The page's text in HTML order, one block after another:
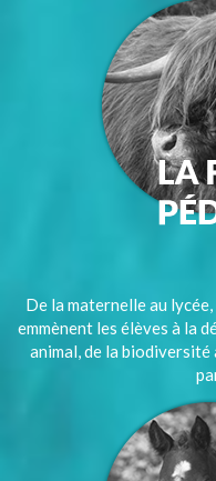
De la maternelle au
emmènent les élèves à la
animal, de la biodiversité